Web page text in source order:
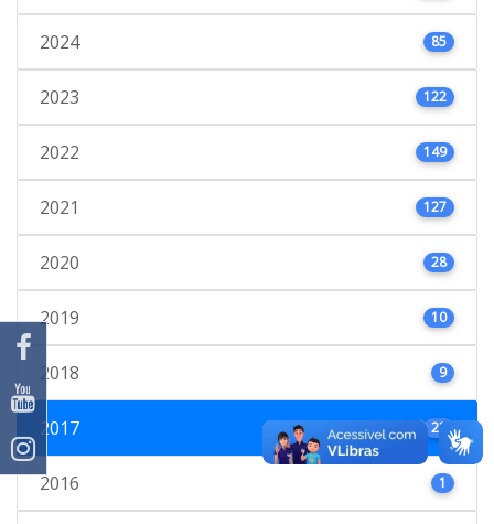
2024 85
2023 122
2022 149
2021 127
2020 28
2019 10
2018 9
2017 23
2016 1